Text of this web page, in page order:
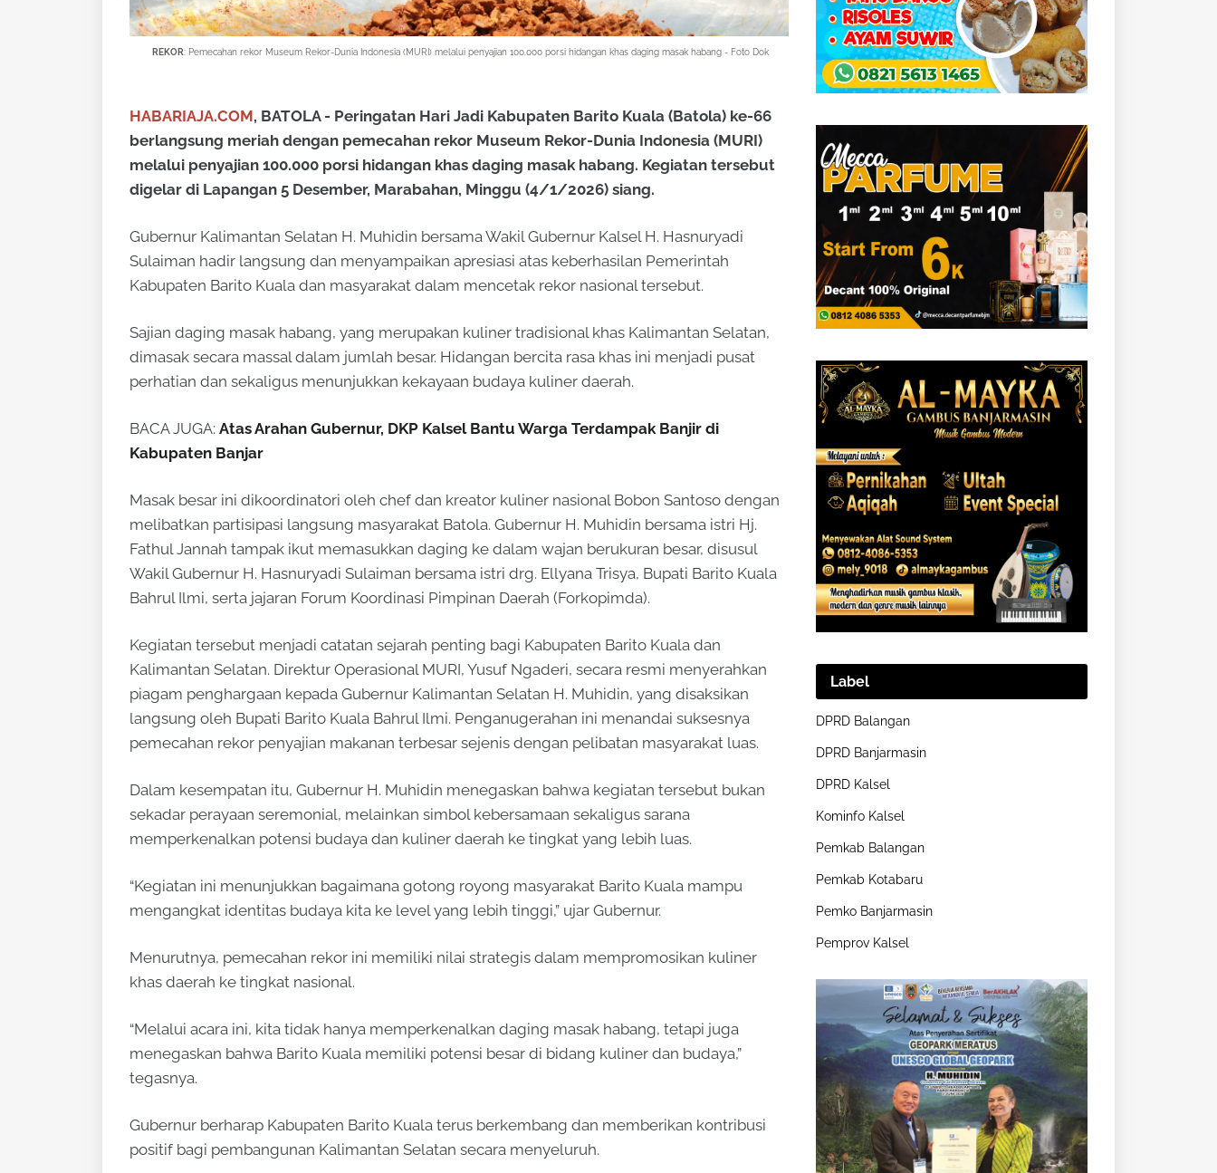
REKOR: Pemecahan rekor Museum Rekor-Dunia Indonesia (MURI) melalui penyajian 100.000 porsi hidangan khas daging masak habang - Foto Dok
HABARIAJA.COM, BATOLA - Peringatan Hari Jadi Kabupaten Barito Kuala (Batola) ke-66
berlangsung meriah dengan pemecahan rekor Museum Rekor-Dunia Indonesia (MURI)
melalui penyajian 100.000 porsi hidangan khas daging masak habang. Kegiatan tersebut
digelar di Lapangan 5 Desember, Marabahan, Minggu (4/1/2026) siang.
Gubernur Kalimantan Selatan H. Muhidin bersama Wakil Gubernur Kalsel H. Hasnuryadi
Sulaiman hadir langsung dan menyampaikan apresiasi atas keberhasilan Pemerintah
Kabupaten Barito Kuala dan masyarakat dalam mencetak rekor nasional tersebut.
Sajian daging masak habang, yang merupakan kuliner tradisional khas Kalimantan Selatan,
dimasak secara massal dalam jumlah besar. Hidangan bercita rasa khas ini menjadi pusat
perhatian dan sekaligus menunjukkan kekayaan budaya kuliner daerah.
BACA JUGA: Atas Arahan Gubernur, DKP Kalsel Bantu Warga Terdampak Banjir di
Kabupaten Banjar
Masak besar ini dikoordinatori oleh chef dan kreator kuliner nasional Bobon Santoso dengan
melibatkan partisipasi langsung masyarakat Batola. Gubernur H. Muhidin bersama istri Hj.
Fathul Jannah tampak ikut memasukkan daging ke dalam wajan berukuran besar, disusul
Wakil Gubernur H. Hasnuryadi Sulaiman bersama istri drg. Ellyana Trisya, Bupati Barito Kuala
Bahrul Ilmi, serta jajaran Forum Koordinasi Pimpinan Daerah (Forkopimda).
Kegiatan tersebut menjadi catatan sejarah penting bagi Kabupaten Barito Kuala dan
Kalimantan Selatan. Direktur Operasional MURI, Yusuf Ngaderi, secara resmi menyerahkan
piagam penghargaan kepada Gubernur Kalimantan Selatan H. Muhidin, yang disaksikan
langsung oleh Bupati Barito Kuala Bahrul Ilmi. Penganugerahan ini menandai suksesnya
pemecahan rekor penyajian makanan terbesar sejenis dengan pelibatan masyarakat luas.
Dalam kesempatan itu, Gubernur H. Muhidin menegaskan bahwa kegiatan tersebut bukan
sekadar perayaan seremonial, melainkan simbol kebersamaan sekaligus sarana
memperkenalkan potensi budaya dan kuliner daerah ke tingkat yang lebih luas.
“Kegiatan ini menunjukkan bagaimana gotong royong masyarakat Barito Kuala mampu
mengangkat identitas budaya kita ke level yang lebih tinggi,” ujar Gubernur.
Menurutnya, pemecahan rekor ini memiliki nilai strategis dalam mempromosikan kuliner
khas daerah ke tingkat nasional.
“Melalui acara ini, kita tidak hanya memperkenalkan daging masak habang, tetapi juga
menegaskan bahwa Barito Kuala memiliki potensi besar di bidang kuliner dan budaya,”
tegasnya.
Gubernur berharap Kabupaten Barito Kuala terus berkembang dan memberikan kontribusi
positif bagi pembangunan Kalimantan Selatan secara menyeluruh.
Label
DPRD Balangan
DPRD Banjarmasin
DPRD Kalsel
Kominfo Kalsel
Pemkab Balangan
Pemkab Kotabaru
Pemko Banjarmasin
Pemprov Kalsel